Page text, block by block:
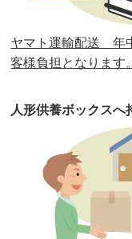
第30回人形供
第29回人形供
第27回人形供
第26回人形供
第25回人形供養
第24回人形供養
ヤマト運輸配送 年
客様負担となります。
人形供養ボックスへ